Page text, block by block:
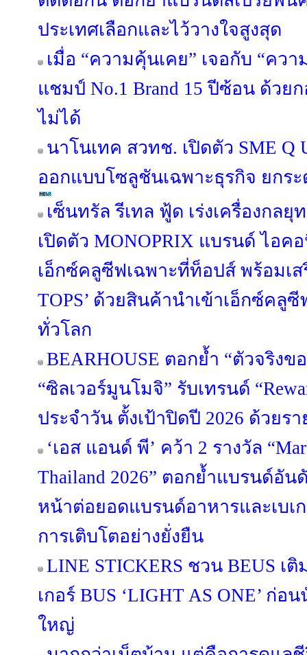
ประเทศเลือกและไว้วางใจสูงสุด
เมื่อ “ความคุ้นเคย” เจอกับ “คว
แชมป์ No.1 Brand 15 ปีซ้อน ด้วย
ไม่ได้
นาโนเทค สวทช. เปิดตัว SME Q
ออกแบบโซลูชันเฉพาะธุรกิจ ยกร
เซ็นทรัล รีเทล ฟู้ด เร่งเครื่องกลยุ
เปิดตัว MONOPRIX แบรนด์ ไอค
เอ็กซ์คลูซีฟเฉพาะที่ท็อปส์ พร้อมเส
TOPS’ ด้วยสินค้านำเข้าเอ็กซ์คลู
ทั่วโลก
BEARHOUSE ตอกย้ำ “ตัวจริง
“ซิลเวอร์มูนโมจิ” รับเทรนด์
ประจำวัน ตั้งเป้าปิดปี 2026 ด้วยร
‘เอส แอนด์ พี’ คว้า 2 รางวัล
Thailand 2026” ตอกย้ำแบรนด์อั
หน้าต่อยอดแบรนด์อาหารและเบเ
การเติบโตอย่างยั่งยืน
LINE STICKERS ชวน BEUS
เกอร์ BUS ‘LIGHT AS ONE’ ก่
ใหญ่